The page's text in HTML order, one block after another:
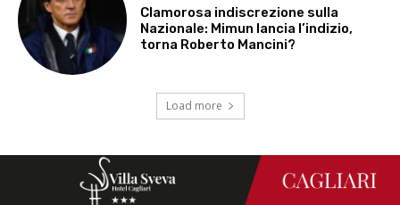
Clamorosa indiscrezione sulla
Nazionale: Mimun lancia l’indizio,
torna Roberto Mancini?
Load more